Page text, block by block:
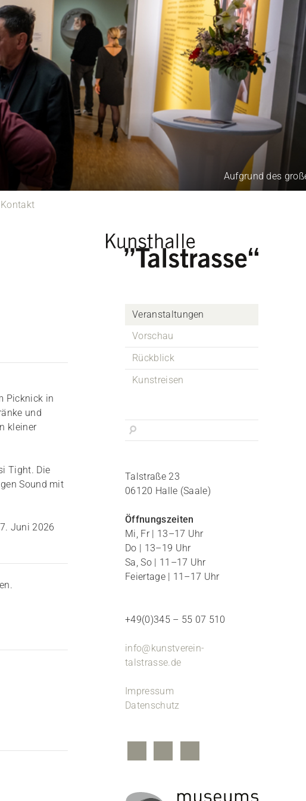
Aufgrund des großen
Kontakt
Veranstaltungen
Vorschau
Rückblick
Kunstreisen
Picknick in
und
kleiner
Tight. Die
Sound mit
Juni 2026
Talstraße 23
06120 Halle (Saale)
Öffnungszeiten
Mi, Fr | 13–17 Uhr
Do | 13–19 Uhr
Sa, So | 11–17 Uhr
Feiertage | 11–17 Uhr
+49(0)345 – 55 07 510
info@kunstverein-
talstrasse.de
Impressum
Datenschutz